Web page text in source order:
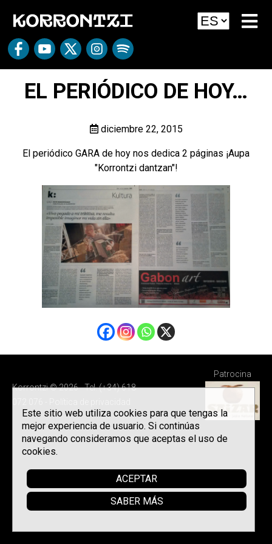
EL PERIÓDICO DE HOY…
diciembre 22, 2015
El periódico GARA de hoy nos dedica 2 páginas ¡Aupa
"Korrontzi dantzan"!
Korrontzi © 2026 - Tel. (+34) 618
Patrocina
Este sitio web utiliza cookies para que tengas la
mejor experiencia de usuario. Si continúas
navegando consideramos que aceptas el uso de
cookies.
ACEPTAR
SABER MÁS